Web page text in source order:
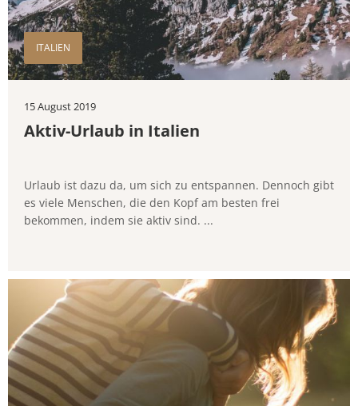
ITALIEN
15 August 2019
Aktiv-Urlaub in Italien
Urlaub ist dazu da, um sich zu entspannen. Dennoch gibt
es viele Menschen, die den Kopf am besten frei
bekommen, indem sie aktiv sind. ...